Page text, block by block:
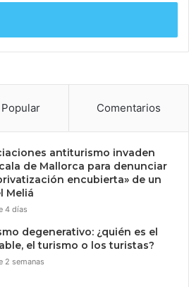
Popular Comentarios
antiturismo invaden
de Mallorca para denunciar
encubierta» de un
Meliá
4 días
degenerativo: ¿quién es el
el turismo o los turistas?
2 semanas